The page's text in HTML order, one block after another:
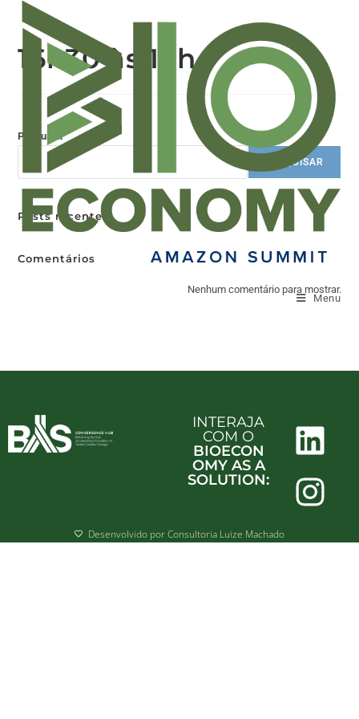
Menu
16h30 às 18h
Pesquisar
PESQUISAR
Posts recentes
Comentários
Nenhum comentário para mostrar.
INTERAJA
COM O
BIOECON
OMY AS A
SOLUTION:
Desenvolvido por Consultoria Luize Machado